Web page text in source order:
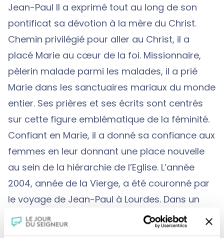
Jean-Paul II a exprimé tout au long de son
pontificat sa dévotion à la mère du Christ.
Chemin privilégié pour aller au Christ, il a
placé Marie au cœur de la foi. Missionnaire,
pèlerin malade parmi les malades, il a prié
Marie dans les sanctuaires mariaux du monde
entier. Ses prières et ses écrits sont centrés
sur cette figure emblématique de la féminité.
Confiant en Marie, il a donné sa confiance aux
femmes en leur donnant une place nouvelle
au sein de la hiérarchie de l’Eglise. L’année
2004, année de la Vierge, a été couronné par
le voyage de Jean-Paul à Lourdes. Dans un
vibrant message, il s’est adressé aux femmes
comme aux « sentinelles de l’invisible », faisant